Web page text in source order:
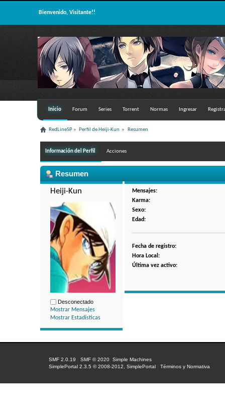
Bienvenido, Visitante!!
Inicio Forum Series Torrent Normas Ingresar
RedLineSP » Perfil de Heiji-Kun » Resumen
Información del Perfil Acciones
Resumen
Heiji-Kun
Desconectado
Mostrar Mensajes
Mostrar Estadísticas
Mensajes:
Karma:
Sexo:
Edad:
Fecha de registro:
Hora Local:
Última vez activo:
SMF 2.0.19 |SMF © 2020 ,Simple Machines
SimplePortal 2.3.5 © 2008-2012, SimplePortal
|Términos y Normativa